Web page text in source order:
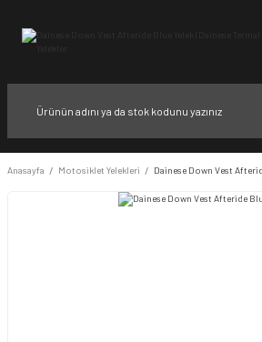
Anasayfa Motosiklet Yelekleri Dainese Down Vest